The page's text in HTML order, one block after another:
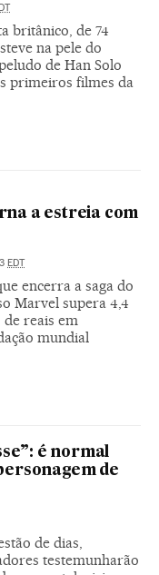
britânico, de 74
na pele do
de Han Solo
primeiros filmes da
a estreia com
EDT
encerra a saga do
Marvel supera 4,4
de reais em
mundial
é normal
de
de dias,
testemunharão